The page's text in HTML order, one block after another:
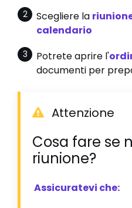
Scegliere la
calendario
Potrete aprire l'
documenti per
Attenzione
Cosa fare se
riunione?
Assicuratevi che: